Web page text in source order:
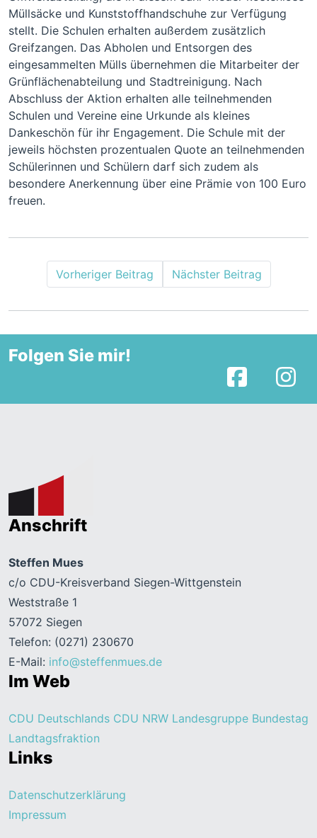
Müllsäcke und Kunststoffhandschuhe zur Verfügung
stellt. Die Schulen erhalten außerdem zusätzlich
Greifzangen. Das Abholen und Entsorgen des
eingesammelten Mülls übernehmen die Mitarbeiter der
Grünflächenabteilung und Stadtreinigung. Nach
Abschluss der Aktion erhalten alle teilnehmenden
Schulen und Vereine eine Urkunde als kleines
Dankeschön für ihr Engagement. Die Schule mit der
jeweils höchsten prozentualen Quote an teilnehmenden
Schülerinnen und Schülern darf sich zudem als
besondere Anerkennung über eine Prämie von 100 Euro
freuen.
Vorheriger Beitrag Nächster Beitrag
Folgen Sie mir!
Facebook
Anschrift
Steffen Mues
c/o CDU-Kreisverband Siegen-Wittgenstein
Weststraße 1
57072 Siegen
Telefon: (0271) 230670
E-Mail: info@steffenmues.de
Im Web
CDU Deutschlands CDU NRW Landesgruppe Bundestag
Landtagsfraktion
Links
Datenschutzerklärung
Impressum